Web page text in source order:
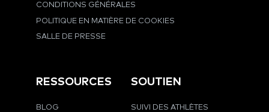
CONDITIONS GÉNÉRALES
POLITIQUE EN MATIÈRE DE COOKIES
SALLE DE PRESSE
RESSOURCES
BLOG
SOUTIEN
SUIVI DES ATHLÈTES